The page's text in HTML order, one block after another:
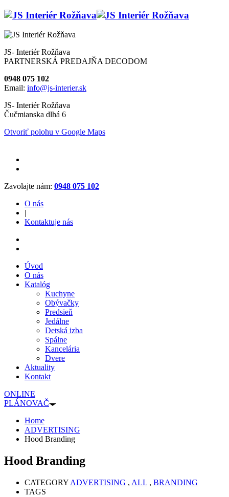
JS- Interiér Rožňava
PARTNERSKÁ PREDAJŇA DECODOM
0948 075 102
Email: info@js-interier.sk
JS- Interiér Rožňava
Čučmianska dlhá 6
Otvoriť polohu v Google Maps
Zavolajte nám: 0948 075 102
O nás
|
Kontaktuje nás
Úvod
O nás
Katalóg
Kuchyne
Obývačky
Predsieň
Jedálne
Detská izba
Spálne
Kancelária
Dvere
Aktuality
Kontakt
ONLINE
PLÁNOVAČ
Home
ADVERTISING
Hood Branding
Hood Branding
CATEGORY ADVERTISING , ALL , BRANDING
TAGS